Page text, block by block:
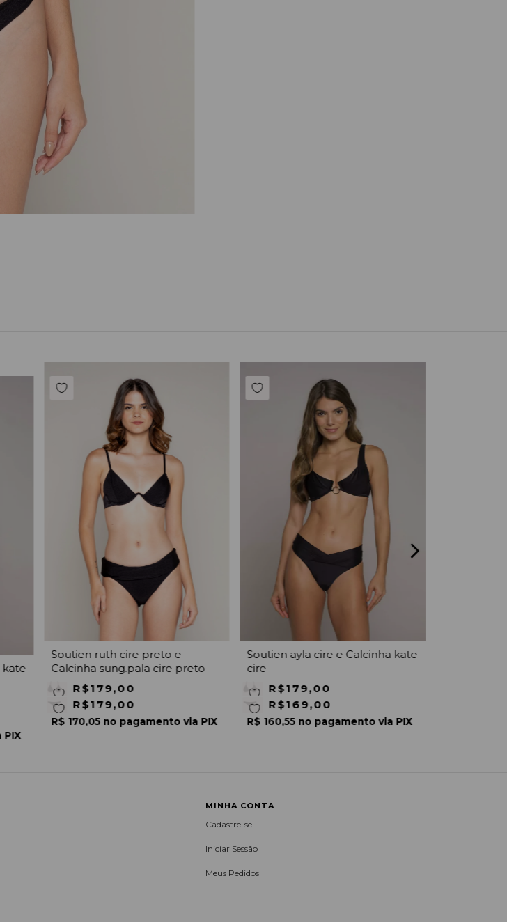
kate
PIX
Soutien ruth cire preto e
Calcinha sung.pala cire preto
R$179,00
R$179,00
R$ 170,05 no pagamento via PIX
Soutien ayla cire e Calcinha kate
cire
R$179,00
R$169,00
R$ 160,55 no pagamento via PIX
MINHA CONTA
Cadastre-se
Iniciar Sessão
Meus Pedidos